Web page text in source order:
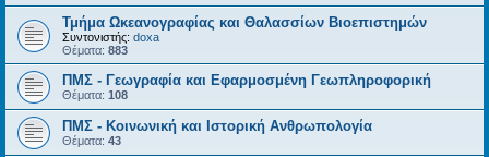
Τμήμα Ωκεανογραφίας και Θαλασσίων Βιοεπιστημών
Συντονιστής: doxa
Θέματα: 883
ΠΜΣ - Γεωγραφία και Εφαρμοσμένη Γεωπληροφορική
Θέματα: 108
ΠΜΣ - Κοινωνική και Ιστορική Ανθρωπολογία
Θέματα: 43